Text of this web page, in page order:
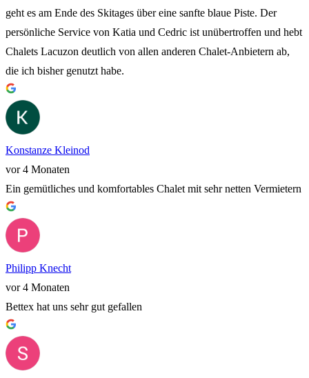
geht es am Ende des Skitages über eine sanfte blaue Piste. Der
persönliche Service von Katia und Cedric ist unübertroffen und hebt
Chalets Lacuzon deutlich von allen anderen Chalet-Anbietern ab,
die ich bisher genutzt habe.
Konstanze Kleinod
vor 4 Monaten
Ein gemütliches und komfortables Chalet mit sehr netten Vermietern
Philipp Knecht
vor 4 Monaten
Bettex hat uns sehr gut gefallen